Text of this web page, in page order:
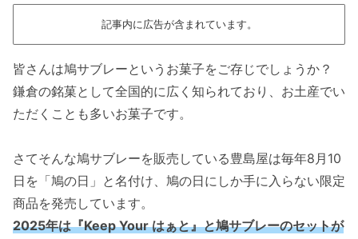
記事内に広告が含まれています。
皆さんは鳩サブレーというお菓子をご存じでしょうか？
鎌倉の銘菓として全国的に広く知られており、お土産でい
ただくことも多いお菓子です。
さてそんな鳩サブレーを販売している豊島屋は毎年8月10
日を「鳩の日」と名付け、鳩の日にしか手に入らない限定
商品を発売しています。
2025年は『Keep Your はぁと』と鳩サブレーのセットが